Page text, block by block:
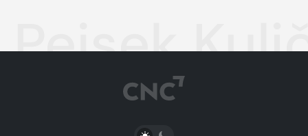
Pejsek
PŘEPNOUT SVĚTLÝ/TMAVÝ REŽIM